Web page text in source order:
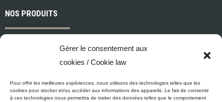
Gérer le consentement aux
cookies / Cookie law
Pour offrir les meilleures expériences, nous utilisons des technologies telles que les
cookies pour stocker et/ou accéder aux informations des appareils. Le fait de consentir
à ces technologies nous permettra de traiter des données telles que le comportement
NOS PRODUITS
Peintures et apprêts d’intérieur
Industriel, commercial et municipal
Nettoyage, préparation des surfaces et divers